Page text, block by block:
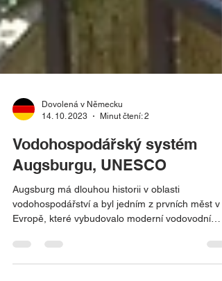
14. 10. 2023
Minut čtení: 2
Vodohospodářský systém
Augsburgu, UNESCO
Augsburg má dlouhou historii v oblasti
Evropě, které vybudovalo moderní vodovodní
systém....